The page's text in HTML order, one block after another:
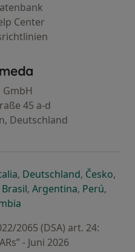
Center
Jameda - Startseite
GmbH
45 a-d
Deutschland
Registerkarte
neuen Registerkarte
in einer neuen
öffnet in einer neuen
, Deutschlandöffnet in
, Česko,
Registerkarte
einer neuen Registerkarte
in einer neuen
Brasilöffnet in einer neuen
, Argentinaöffnet in
, Perúöffnet
,
2065 (DSA) art. 24:
- Juni 2026